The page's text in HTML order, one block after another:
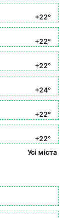
+22°
+22°
+22°
+24°
+22°
+22°
Усі міста